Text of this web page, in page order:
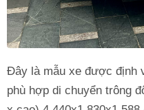
Đây là mẫu xe được định
phù hợp di chuyển trông